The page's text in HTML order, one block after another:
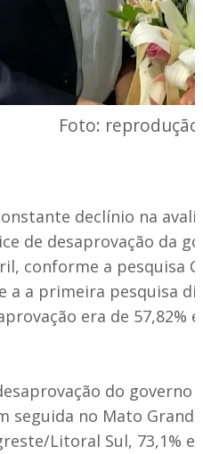
Foto: reprodução
declínio na
de desaprovação da
conforme a pesquisa
a a primeira pesquisa
era de 57,82%
do
seguida no Mato
Litoral Sul, 73,1%